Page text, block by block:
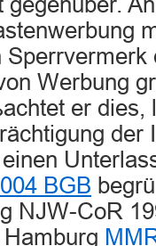
Werbung
er dies,
der
BGB
NJW-CoR
Hamburg